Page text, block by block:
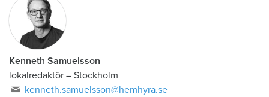
Kenneth Samuelsson
lokalredaktör – Stockholm
kenneth.samuelsson@hemhyra.se